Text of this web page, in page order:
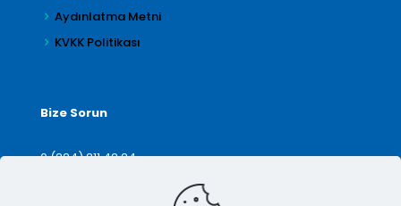
Aydınlatma Metni
KVKK Politikası
Bize Sorun
0 (224) 211 42 24